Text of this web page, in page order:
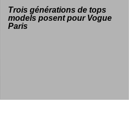
Trois générations de tops
models posent pour Vogue
Paris